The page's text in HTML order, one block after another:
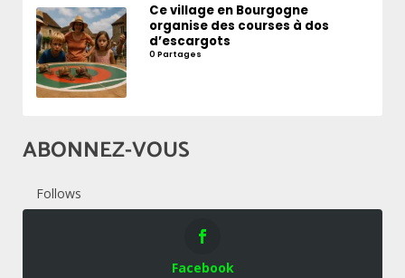
Ce village en Bourgogne
organise des courses à dos
d’escargots
0 Partages
ABONNEZ-VOUS
Follows
Facebook